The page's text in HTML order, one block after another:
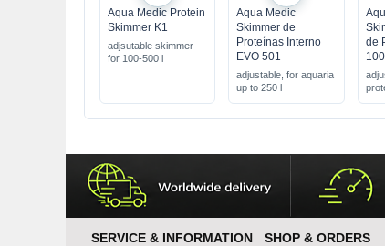
Aqua Medic Protein
Skimmer K1
adjsutable skimmer
for 100-500 l
Aqua Medic
Skimmer de
Proteínas Interno
EVO 501
adjustable, for aquaria
up to 250 l
de
SERVICE & INFORMATION
SHOP & ORDERS